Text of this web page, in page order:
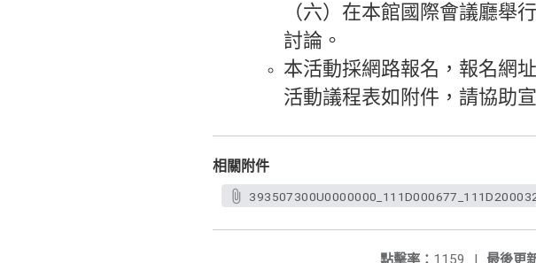
（六）在本館國際會議廳舉
討論。
本活動採網路報名，報名網
活動議程表如附件，請協助
相關附件
最後更
點擊率： 1159 |